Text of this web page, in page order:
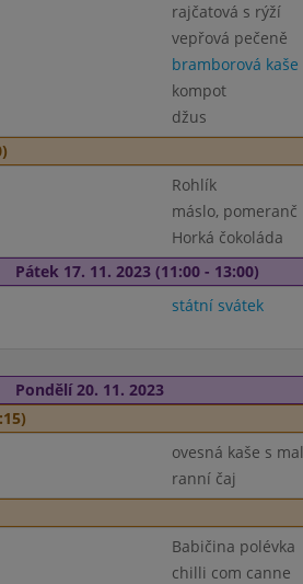
rajčatová s rýží
vepřová pečeně
bramborová kaše
kompot
džus
Rohlík
máslo, pomeranč
Horká čokoláda
Pátek 17. 11. 2023 (11:00 - 13:00)
státní svátek
Pondělí 20. 11. 2023
ovesná kaše s
ranní čaj
Babičina polévka
chilli com canne